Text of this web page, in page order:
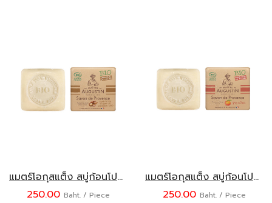
แมตร์โอกุสแต็ง สบู่ก้อนโปรวองซ์ กลิ่นเชียร์บัตเตอร์ 100 กรัม
250.00 Baht. / Piece
แมตร์โอกุสแต็ง สบู่ก้อนโปรวองซ์ กลิ่นพีช 100 กรัม
250.00 Baht. / Piece